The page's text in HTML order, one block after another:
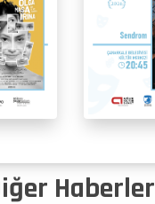
Haberler